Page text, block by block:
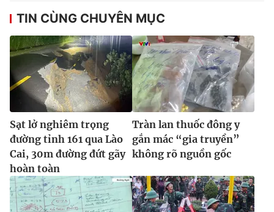
TIN CÙNG CHUYÊN MỤC
Sạt lở nghiêm trọng
đường tỉnh 161 qua Lào
Cai, 30m đường đứt gãy
hoàn toàn
Tràn lan thuốc đông y
gắn mác “gia truyền”
không rõ nguồn gốc